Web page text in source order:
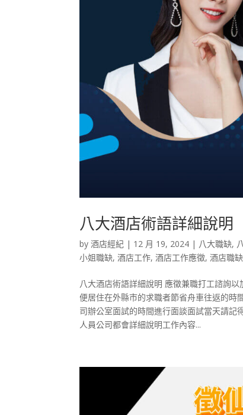
八大酒店術語詳細說明
by酒店經紀 | 12 月 19, 2024 | 八大職缺,
小姐職缺,酒店工作,酒店工作應徵,酒店職缺
八大酒店術語詳細說明 應徵兼職打工諮詢
便居住在外縣市的求職者節省舟車往返的時
司辦公室面試的時間進行面談面試當天請
人員公司都會詳細說明工作內容...